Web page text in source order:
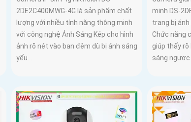
2DE2C400MWG-4G là sản phẩm chất
lượng với nhiều tính năng thông minh
với công nghệ Ánh Sáng Kép cho hình
ảnh rõ nét vào ban đêm dù bị ánh sáng
yếu...
minh DS-
trang bị ánh
Chức năng
giúp thấy
sáng ngược